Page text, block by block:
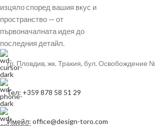
изцяло според вашия вкус и
пространство — от
първоначалната идея до
последния детайл.
гр. Пловдив, жк. Тракия, бул. Освобождение
Тел: +359 878 58 51 29
Имейл: office@design-toro.com